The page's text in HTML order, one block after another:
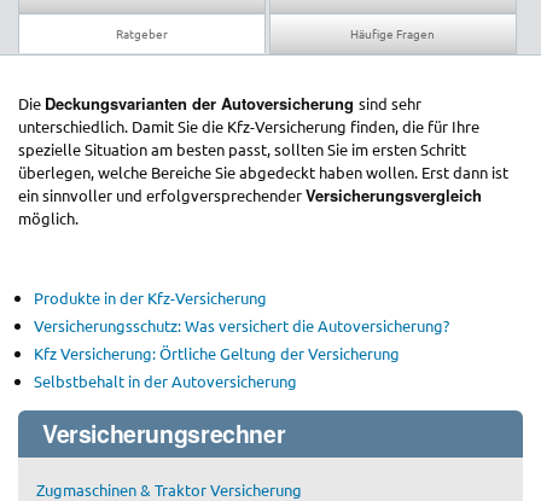
Ratgeber Häufige Fragen
Die Deckungsvarianten der Autoversicherung sind sehr
unterschiedlich. Damit Sie die Kfz-Versicherung finden, die für Ihre
spezielle Situation am besten passt, sollten Sie im ersten Schritt
überlegen, welche Bereiche Sie abgedeckt haben wollen. Erst dann ist
ein sinnvoller und erfolgversprechenderVersicherungsvergleich
möglich.
Produkte in der Kfz-Versicherung
Versicherungsschutz: Was versichert die Autoversicherung?
Kfz Versicherung: Örtliche Geltung der Versicherung
Selbstbehalt in der Autoversicherung
Versicherungsrechner
Zugmaschinen & Traktor Versicherung